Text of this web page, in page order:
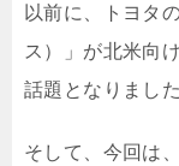
以前に、トヨタ
ス）」が北米向
話題となりました
そして、今回は